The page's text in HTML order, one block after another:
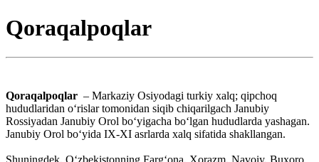
Qoraqalpoqlar
Qoraqalpoqlar – Markaziy Osiyodagi turkiy xalq; qipchoq
hududlaridan oʻrislar tomonidan siqib chiqarilgach Janubiy
Rossiyadan Janubiy Orol boʻyigacha boʻlgan hududlarda yashagan.
Janubiy Orol boʻyida IX-XI asrlarda xalq sifatida shakllangan.
Shuningdek, Oʻzbekistonning Fargʻona, Xorazm, Navoiy, Buxoro